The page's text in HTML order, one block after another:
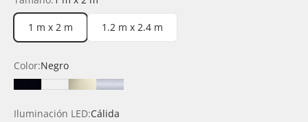
1 m x 2 m 1.2 m x 2.4 m
Color:Negro
NegroBlancoChampagne
Silver
Iluminación LED:Cálida